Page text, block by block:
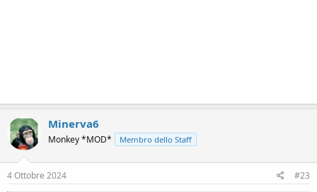
Minerva6
Monkey *MOD* Membro dello Staff
4 Ottobre 2024 #23